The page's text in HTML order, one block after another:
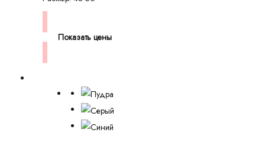
Показать цены